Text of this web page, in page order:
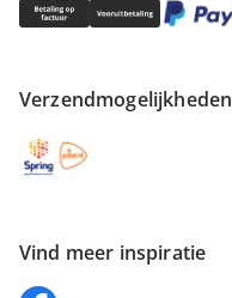
Verzendmogelijkheden
Vind meer inspiratie